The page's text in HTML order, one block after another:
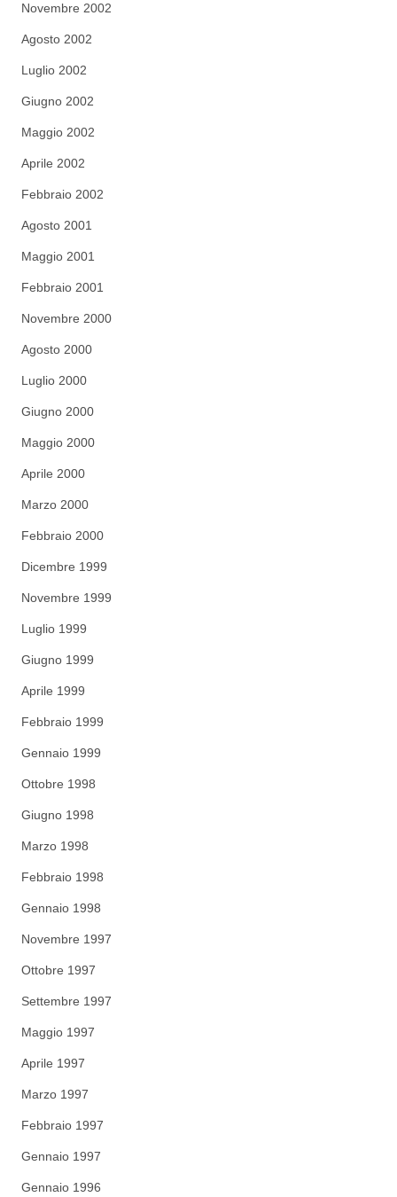
Novembre 2002
Agosto 2002
Luglio 2002
Giugno 2002
Maggio 2002
Aprile 2002
Febbraio 2002
Agosto 2001
Maggio 2001
Febbraio 2001
Novembre 2000
Agosto 2000
Luglio 2000
Giugno 2000
Maggio 2000
Aprile 2000
Marzo 2000
Febbraio 2000
Dicembre 1999
Novembre 1999
Luglio 1999
Giugno 1999
Aprile 1999
Febbraio 1999
Gennaio 1999
Ottobre 1998
Giugno 1998
Marzo 1998
Febbraio 1998
Gennaio 1998
Novembre 1997
Ottobre 1997
Settembre 1997
Maggio 1997
Aprile 1997
Marzo 1997
Febbraio 1997
Gennaio 1997
Gennaio 1996